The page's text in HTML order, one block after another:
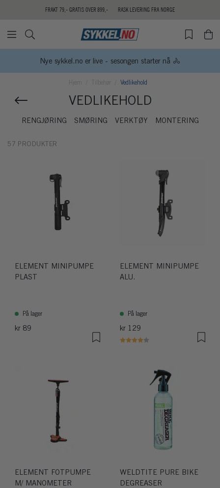
FRAKT 79,- GRATIS OVER 899,- RASK LEVERING FRA NORGE
Nye sykkel.no er live - sesongen starter nå 🚴
Hjem Tilbehør Vedlikehold
VEDLIKEHOLD
RENGJØRING SMØRING VERKTØY MONTERING
57 PRODUKTER
ELEMENT MINIPUMPE
PLAST
På lager
kr 89
ELEMENT MINIPUMPE
ALU.
På lager
kr 129
Karakter: 4.0 av 5 mulige
ELEMENT FOTPUMPE
M/ MANOMETER
WELDTITE PURE BIKE
DEGREASER